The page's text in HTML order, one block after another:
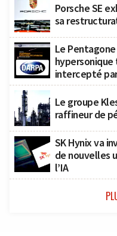
Porsche SE
sa
Le
intercepté
Le groupe
raffineur de
SK Hynix va
de nouvelles
l’IA